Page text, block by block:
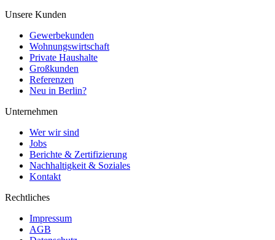
Unsere Kunden
Gewerbekunden
Wohnungswirtschaft
Private Haushalte
Großkunden
Referenzen
Neu in Berlin?
Unternehmen
Wer wir sind
Jobs
Berichte & Zertifizierung
Nachhaltigkeit & Soziales
Kontakt
Rechtliches
Impressum
AGB